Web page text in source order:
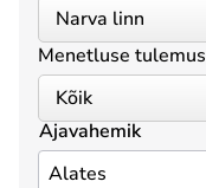
Menetluse tulemus
Ajavahemik
Alates